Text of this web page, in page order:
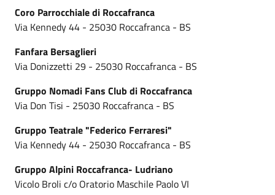
Coro Parrocchiale di Roccafranca
Via Kennedy 44 - 25030 Roccafranca - BS
Fanfara Bersaglieri
Via Donizzetti 29 - 25030 Roccafranca - BS
Gruppo Nomadi Fans Club di Roccafranca
Via Don Tisi - 25030 Roccafranca - BS
Gruppo Teatrale "Federico Ferraresi"
Via Kennedy 44 - 25030 Roccafranca - BS
Gruppo Alpini Roccafranca- Ludriano
Vicolo Broli c/o Oratorio Maschile Paolo VI